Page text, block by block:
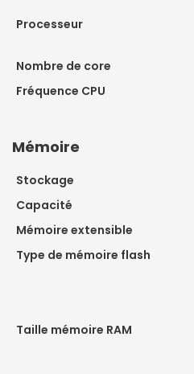
Processeur
Nombre de core
Fréquence CPU
Mémoire
Stockage
Capacité
Mémoire extensible
Type de mémoire flash
Taille mémoire RAM